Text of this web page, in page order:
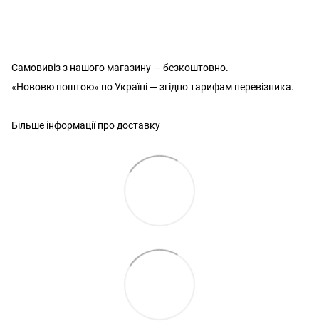
Самовивіз з нашого магазину — безкоштовно.
«Нововю поштою» по Україні — згідно тарифам перевізника.
Більше інформації про доставку